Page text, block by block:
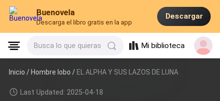
Buenovela
Descarga el libro gratis en la app
Descargar
Busca lo que quieras Mi biblioteca
Inicio /Hombre lobo / EL ALPHA Y SUS LAZOS DE LUNA
Last Updated: 2025-04-18